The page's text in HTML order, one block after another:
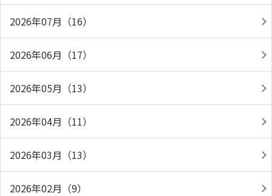
2026年07月（16）
2026年06月（17）
2026年05月（13）
2026年04月（11）
2026年03月（13）
2026年02月（9）